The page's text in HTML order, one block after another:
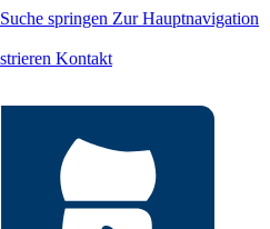
springen Zur Hauptnavigation
Kontakt